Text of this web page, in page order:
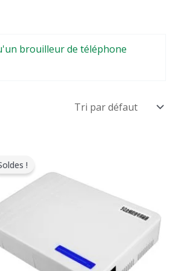
brouilleur de téléphone
!
original
était
:
est